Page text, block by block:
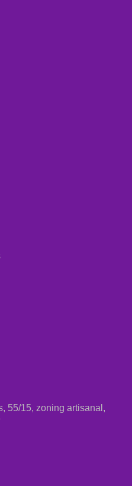
55/15, zoning artisanal,